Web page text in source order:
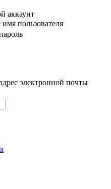
аккаунт
пользователя
электронной почты